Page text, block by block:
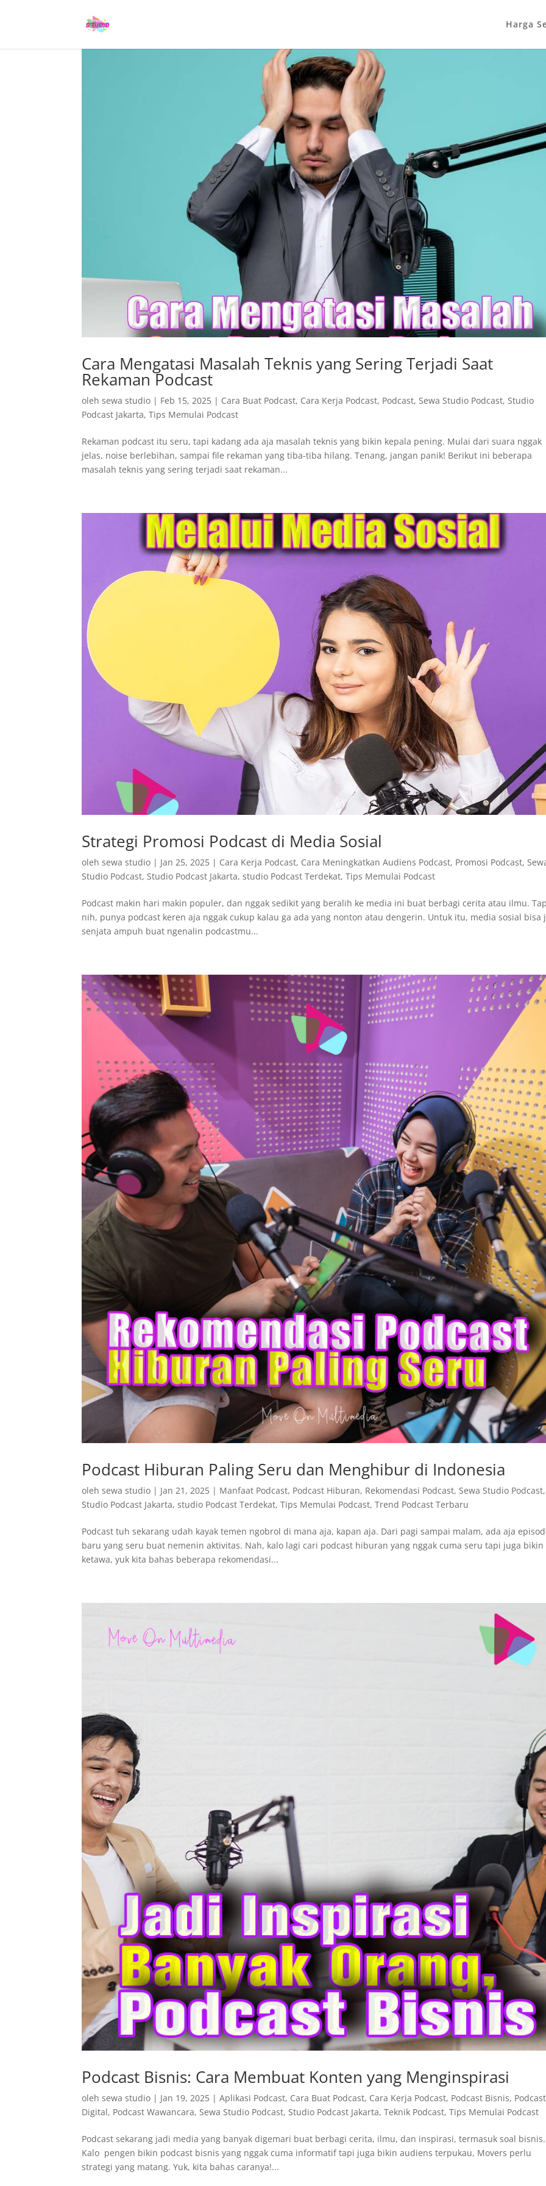
Harga
Cara Mengatasi Masalah Teknis yang Sering Terjadi Saat
Rekaman Podcast
olehsewa studio | Feb 15, 2025 | Cara Buat Podcast, Cara Kerja Podcast, Podcast, Sewa Studio Podcast, Studio
Podcast Jakarta,Tips Memulai Podcast
Rekaman podcast itu seru, tapi kadang ada aja masalah teknis yang bikin kepala pening. Mulai dari suara nggak
jelas, noise berlebihan, sampai file rekaman yang tiba-tiba hilang. Tenang, jangan panik! Berikut ini beberapa
masalah teknis yang sering terjadi saat rekaman...
Strategi Promosi Podcast di Media Sosial
olehsewa studio | Jan 25, 2025 | Cara Kerja Podcast, Cara Meningkatkan Audiens Podcast, Promosi Podcast,
Studio Podcast, Studio Podcast Jakarta,studio Podcast Terdekat,Tips Memulai Podcast
Podcast makin hari makin populer, dan nggak sedikit yang beralih ke media ini buat berbagi cerita atau ilmu.
nih, punya podcast keren aja nggak cukup kalau ga ada yang nonton atau dengerin. Untuk itu, media sosial bisa
senjata ampuh buat ngenalin podcastmu...
Podcast Hiburan Paling Seru dan Menghibur di Indonesia
olehsewa studio | Jan 21, 2025 | Manfaat Podcast, Podcast Hiburan, Rekomendasi Podcast, Sewa Studio Podcast,
Studio Podcast Jakarta,studio Podcast Terdekat,Tips Memulai Podcast,Trend Podcast Terbaru
Podcast tuh sekarang udah kayak temen ngobrol di mana aja, kapan aja. Dari pagi sampai malam, ada aja
baru yang seru buat nemenin aktivitas. Nah, kalo lagi cari podcast hiburan yang nggak cuma seru tapi juga bikin
ketawa, yuk kita bahas beberapa rekomendasi...
Podcast Bisnis: Cara Membuat Konten yang Menginspirasi
olehsewa studio | Jan 19, 2025 |Aplikasi Podcast, Cara Buat Podcast, Cara Kerja Podcast, Podcast Bisnis, Podcast
Digital, Podcast Wawancara, Sewa Studio Podcast, Studio Podcast Jakarta,Teknik Podcast,Tips Memulai Podcast
Podcast sekarang jadi media yang banyak digemari buat berbagi cerita, ilmu, dan inspirasi, termasuk soal bisnis.
Kalo pengen bikin podcast bisnis yang nggak cuma informatif tapi juga bikin audiens terpukau, Movers perlu
strategi yang matang. Yuk, kita bahas caranya!...